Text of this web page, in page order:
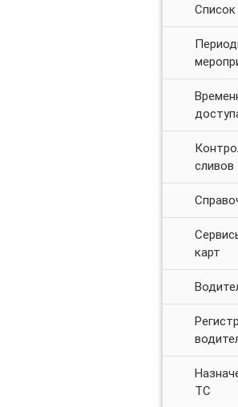
Список
сливов
карт
ТС